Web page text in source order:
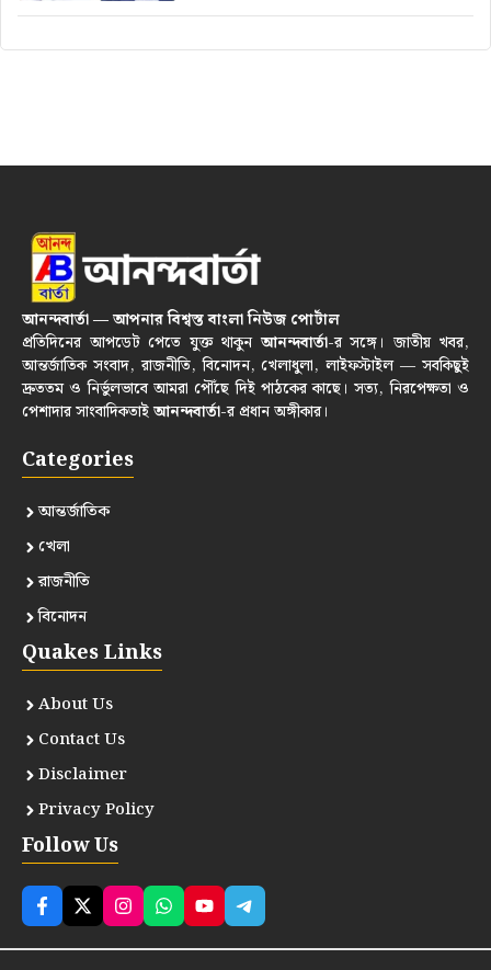
আনন্দবার্তা — আপনার বিশ্বস্ত বাংলা নিউজ পোর্টাল
প্রতিদিনের আপডেট পেতে যুক্ত থাকুনআনন্দবার্তা-র সঙ্গে। জাতীয় খবর,
আন্তর্জাতিক সংবাদ, রাজনীতি, বিনোদন, খেলাধুলা, লাইফস্টাইল — সবকিছুই
দ্রুততম ও নির্ভুলভাবে আমরা পৌঁছে দিই পাঠকের কাছে। সত্য, নিরপেক্ষতা ও
পেশাদার সাংবাদিকতাইআনন্দবার্তা-র প্রধান অঙ্গীকার।
Categories
আন্তর্জাতিক
খেলা
রাজনীতি
বিনোদন
Quakes Links
About Us
Contact Us
Disclaimer
Privacy Policy
Follow Us